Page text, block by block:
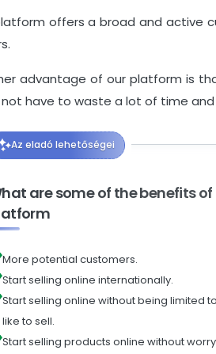
offers a broad and active
advantage of our platform is
have to waste a lot of time
Az eladó lehetőségei
are some of the benefits
More potential customers.
Start selling online internationally.
Start selling online without being limited
like to sell.
Start selling products online without